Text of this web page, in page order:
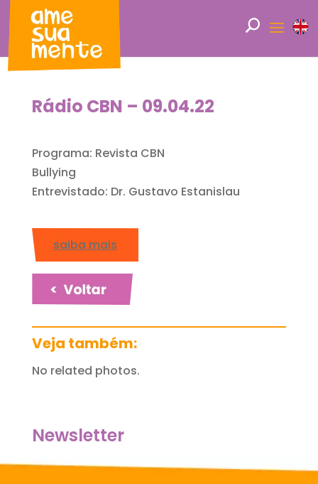
Rádio CBN – 09.04.22
Programa: Revista CBN
Bullying
Entrevistado: Dr. Gustavo Estanislau
saiba mais
Veja também:
No related photos.
Newsletter